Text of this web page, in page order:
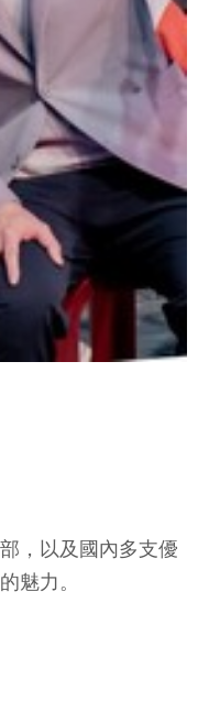
，以及國內多支優
魅力。